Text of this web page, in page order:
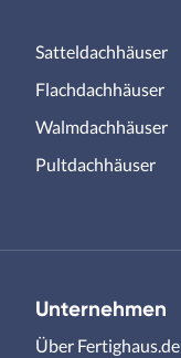
Satteldachhäuser
Flachdachhäuser
Walmdachhäuser
Pultdachhäuser
Unternehmen
Über Fertighaus.de